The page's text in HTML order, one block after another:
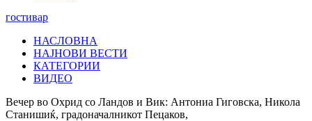
гостивар
НАСЛОВНА
НАЈНОВИ ВЕСТИ
КАТЕГОРИИ
ВИДЕО
Вечер во Охрид со Ландов и Вик: Антониа Гиговска, Никола
Станишиќ, градоначалникот Пецаков,